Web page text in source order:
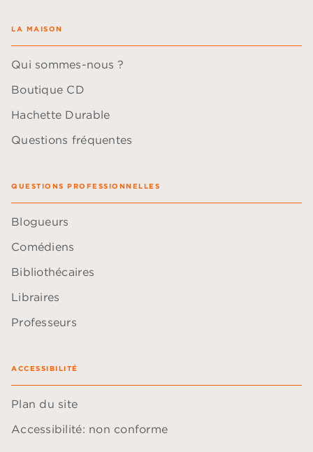
LA MAISON
Qui sommes-nous ?
Boutique CD
Hachette Durable
Questions fréquentes
QUESTIONS PROFESSIONNELLES
Blogueurs
Comédiens
Bibliothécaires
Libraires
Professeurs
ACCESSIBILITÉ
Plan du site
Accessibilité: non conforme